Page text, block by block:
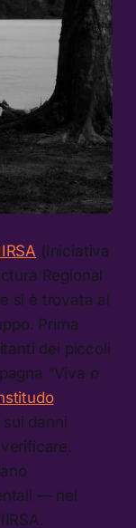
(Iniciativa
Regional
si è trovata al
Prima
dei piccoli
“Viva o
danni
— nel